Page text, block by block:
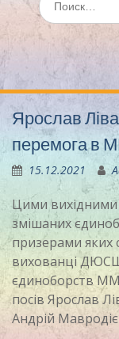
Ярослав
перемога в
15.12.2021
Цими вихідними
змішаних
призерами яких
вихованці
єдиноборств
посів Ярослав
Андрій